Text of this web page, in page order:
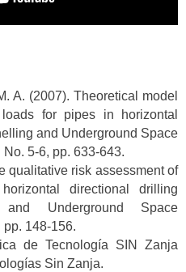
A. (2007). Theoretical model
for pipes in horizontal
and Underground Space
5-6, pp. 633-643.
qualitative risk assessment of
directional drilling
and Underground Space
pp. 148-156.
de Tecnología SIN Zanja
Sin Zanja.